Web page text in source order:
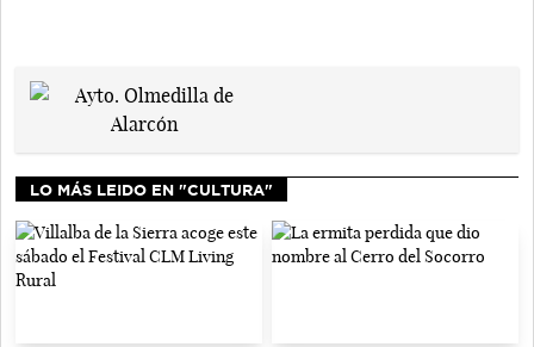
LO MÁS LEIDO EN "CULTURA"